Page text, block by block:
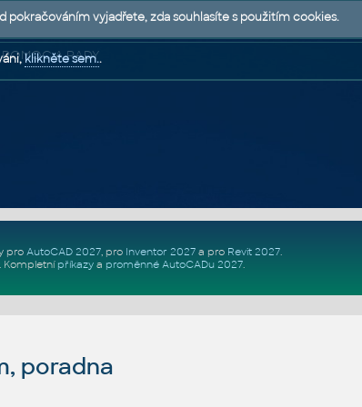
POMOC A RADY
pro AutoCAD 2027, pro Inventor 2027a pro Revit 2027.
Kompletní příkazya proměnné AutoCADu 2027.
poradna
pokračováním vyjadřete, zda souhlasíte s použitím cookies.
klikněte sem..